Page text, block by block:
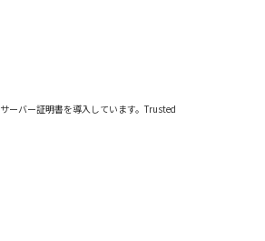
サーバー証明書を導入しています。Trusted